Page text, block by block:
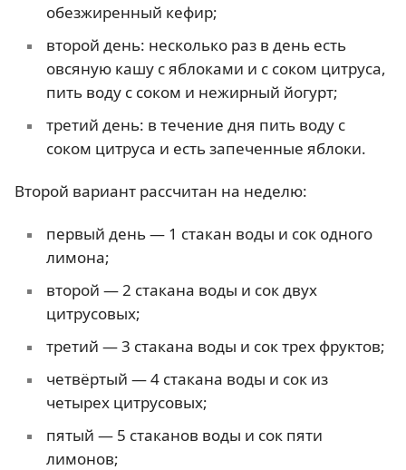
обезжиренный кефир;
второй день: несколько раз в день есть
овсяную кашу с яблоками и с соком цитруса,
пить воду с соком и нежирный йогурт;
третий день: в течение дня пить воду с
соком цитруса и есть запеченные яблоки.
Второй вариант рассчитан на неделю:
первый день — 1 стакан воды и сок одного
лимона;
второй — 2 стакана воды и сок двух
цитрусовых;
третий — 3 стакана воды и сок трех фруктов;
четвёртый — 4 стакана воды и сок из
четырех цитрусовых;
пятый — 5 стаканов воды и сок пяти
лимонов;